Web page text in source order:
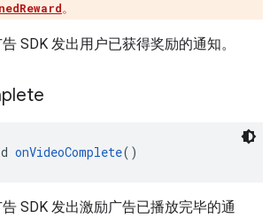
。
SDK 发出用户已获得奖励的通知。
onVideoComplete()
SDK 发出激励广告已播放完毕的通